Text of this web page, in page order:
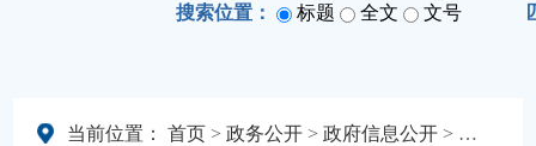
搜索位置： 标题 全文 文号
当前位置： 首页 >政务公开 >政府信息公开 > 法定主